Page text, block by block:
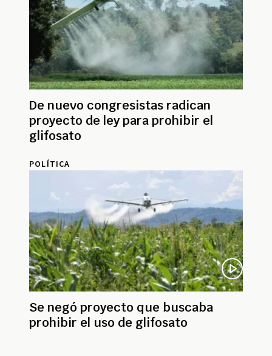
De nuevo congresistas radican
proyecto de ley para prohibir el
glifosato
POLÍTICA
Se negó proyecto que buscaba
prohibir el uso de glifosato